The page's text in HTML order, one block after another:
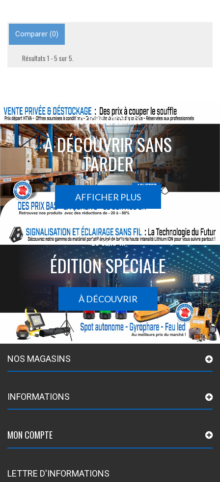
Comparer (0)
Résultats 1 - 5 sur 5.
ACTIONS SPÉCIALES
À DÉCOUVRIR SANS
TARDER
AFFICHER PLUS
Le sans-fil
ÉDITION SPÉCIALE
À DÉCOUVRIR
NOS MAGASINS
INFORMATIONS
MON COMPTE
LETTRE D'INFORMATIONS